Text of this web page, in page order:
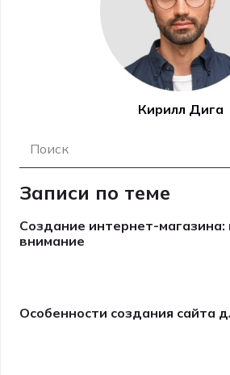
Кирилл Дига
Записи по теме
Создание интернет-магазина:
внимание
Особенности создания сайта